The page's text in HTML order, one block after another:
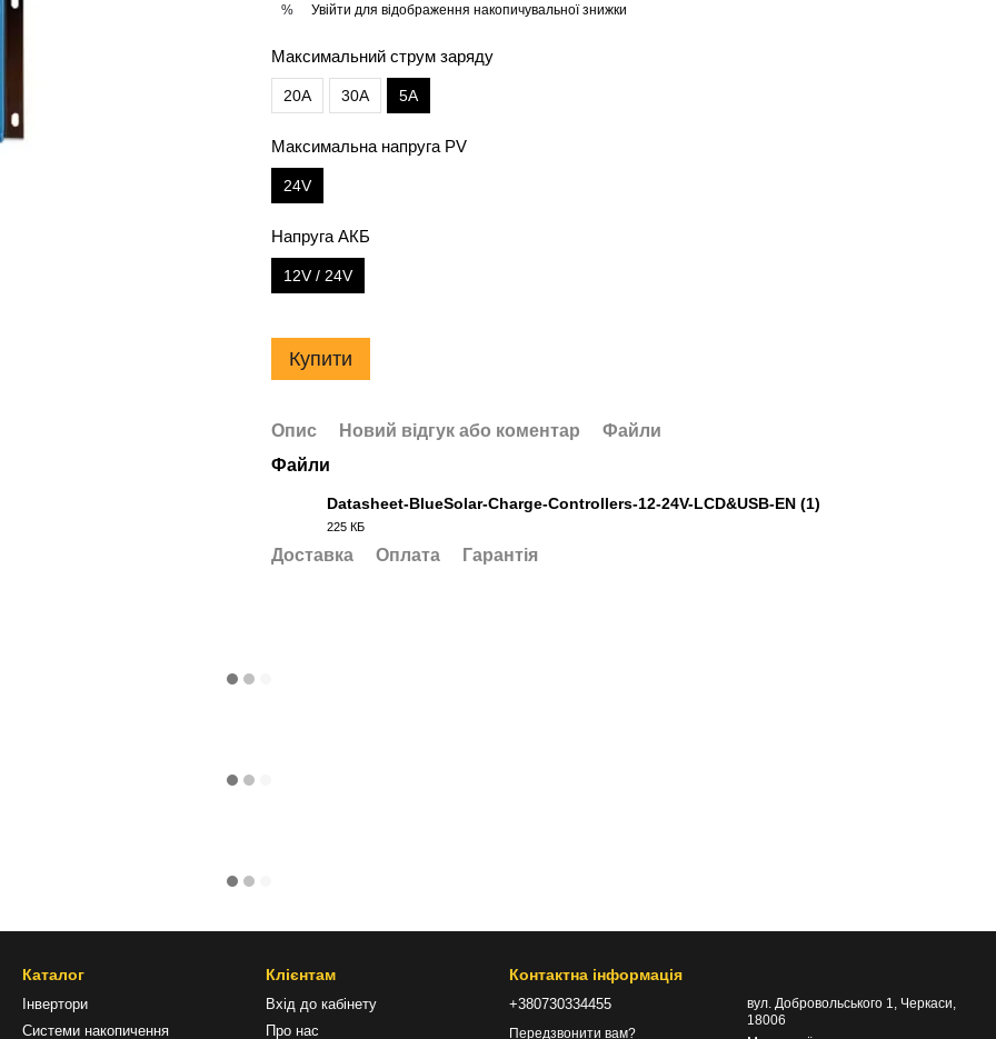
% Увійти для відображення накопичувальної знижки
Максимальний струм заряду
20A 30A 5A
Максимальна напруга PV
24V
Напруга АКБ
12V / 24V
Купити
Опис Новий відгук або коментар
Файли
Файли
Datasheet-BlueSolar-Charge-Controllers-12-24V-LCD&USB-EN (1)
225 КБ
Доставка Оплата Гарантія
Каталог
Інвертори
Системи накопичення
Клієнтам
Вхід до кабінету
Про нас
Контактна інформація
+380730334455
Передзвонити вам?
вул. Добровольського 1, Черкаси,
18006